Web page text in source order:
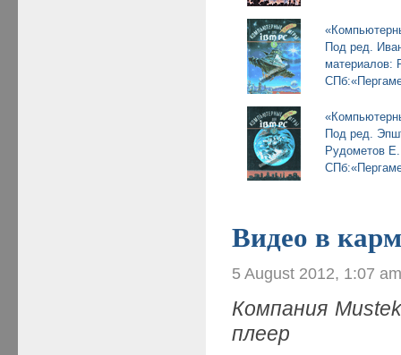
Под ред.
материалов:
Под ред.
Рудометов
Видео в
5 August 2012, 1:07
Компания
плеер